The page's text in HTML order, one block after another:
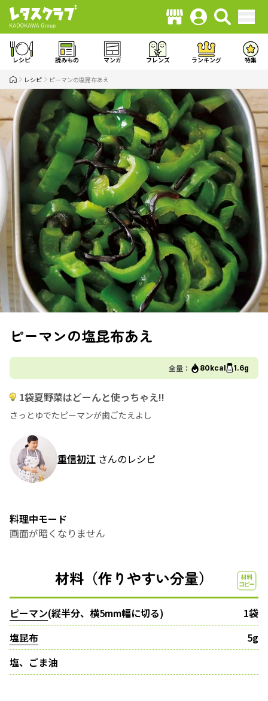
レシピ 読みもの マンガ フレンズ ランキング 特集
レシピ ピーマンの塩昆布あえ
ピーマンの塩昆布あえ
全量： 80kcal 1.6g
1袋夏野菜はどーんと使っちゃえ!!
さっとゆでたピーマンが歯ごたえよし
重信初江 さんのレシピ
料理中モード
画面が暗くなりません
材料（作りやすい分量）
ピーマン(縦半分、横5mm幅に切る)
1袋
塩昆布
5g
塩、ごま油